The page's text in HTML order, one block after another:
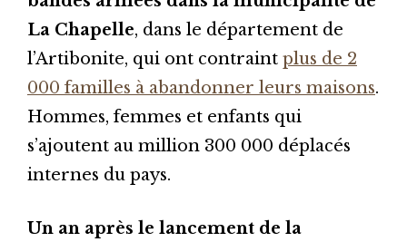
La Chapelle, dans le département de
l’Artibonite, qui ont contraint plus de 2
000 familles à abandonner leurs maisons.
Hommes, femmes et enfants qui
s’ajoutent au million 300 000 déplacés
internes du pays.
Un an après le lancement de la